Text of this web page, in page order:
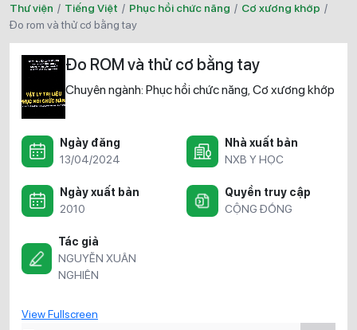
Thư viện / Tiếng Việt / Phục hồi chức năng / Cơ xương khớp /
đo rom và thử cơ bằng tay
Đo ROM và thử cơ bằng tay
Chuyên ngành: Phục hồi chức năng Cơ xương khớp
Ngày đăng
13/04/2024
Nhà xuất bản
NXB Y HỌC
Ngày xuất bản
2010
Quyền truy cập
CỘNG ĐỒNG
Tác giả
NGUYỄN XUÂN
NGHIÊN
View Fullscreen